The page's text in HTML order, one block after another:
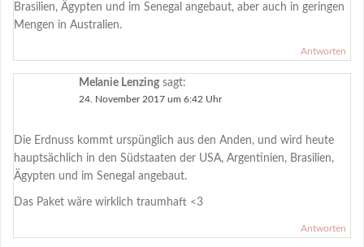
Brasilien, Ägypten und im Senegal angebaut, aber auch in geringen
Mengen in Australien.
Antworten
Melanie Lenzing sagt:
24. November 2017 um 6:42 Uhr
Die Erdnuss kommt urspünglich aus den Anden, und wird heute
hauptsächlich in den Südstaaten der USA, Argentinien, Brasilien,
Ägypten und im Senegal angebaut.
Das Paket wäre wirklich traumhaft <3
Antworten